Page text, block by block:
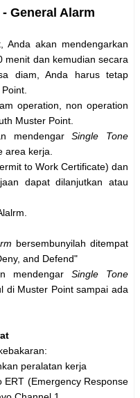
General Alarm
Anda akan mendengarkan
menit dan kemudian secara
diam, Anda harus tetap
operation, non operation
Muster Point.
mendengarSingle Tone
area kerja.
to Work Certificate) dan
dapat dilanjutkan atau
bersembunyilah ditempat
and Defend"
mendengar Single Tone
di Muster Point sampai ada
peralatan kerja
ERT (Emergency Response